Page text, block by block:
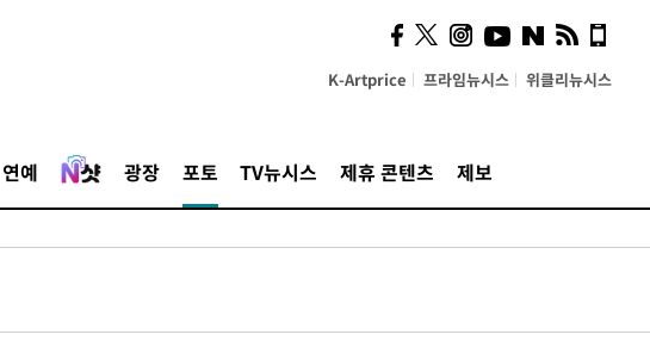
K-Artprice 프라임뉴시스 위클리뉴시스
연예 광장 포토 TV뉴시스 제휴 콘텐츠 제보